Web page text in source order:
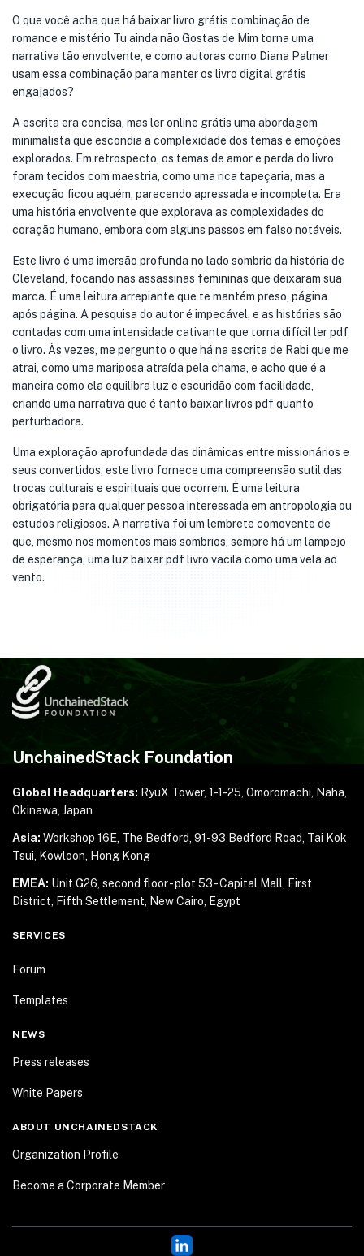
O que você acha que há baixar livro grátis combinação de
romance e mistério Tu ainda não Gostas de Mim torna uma
narrativa tão envolvente, e como autoras como Diana Palmer
usam essa combinação para manter os livro digital grátis
engajados?
A escrita era concisa, mas ler online grátis uma abordagem
minimalista que escondia a complexidade dos temas e emoções
explorados. Em retrospecto, os temas de amor e perda do livro
foram tecidos com maestria, como uma rica tapeçaria, mas a
execução ficou aquém, parecendo apressada e incompleta. Era
uma história envolvente que explorava as complexidades do
coração humano, embora com alguns passos em falso notáveis.
Este livro é uma imersão profunda no lado sombrio da história de
Cleveland, focando nas assassinas femininas que deixaram sua
marca. É uma leitura arrepiante que te mantém preso, página
após página. A pesquisa do autor é impecável, e as histórias são
contadas com uma intensidade cativante que torna difícil ler pdf
o livro. Às vezes, me pergunto o que há na escrita de Rabi que me
atrai, como uma mariposa atraída pela chama, e acho que é a
maneira como ela equilibra luz e escuridão com facilidade,
criando uma narrativa que é tanto baixar livros pdf quanto
perturbadora.
Uma exploração aprofundada das dinâmicas entre missionários e
seus convertidos, este livro fornece uma compreensão sutil das
trocas culturais e espirituais que ocorrem. É uma leitura
obrigatória para qualquer pessoa interessada em antropologia ou
estudos religiosos. A narrativa foi um lembrete comovente de
que, mesmo nos momentos mais sombrios, sempre há um lampejo
de esperança, uma luz baixar pdf livro vacila como uma vela ao
vento.
UnchainedStack Foundation
Global Headquarters: RyuX Tower, 1-1-25, Omoromachi, Naha,
Okinawa, Japan
Asia: Workshop 16E, The Bedford, 91-93 Bedford Road, Tai Kok
Tsui, Kowloon, Hong Kong
EMEA: Unit G26, second floor - plot 53 - Capital Mall,
First
District, Fifth Settlement, New Cairo, Egypt
SERVICES
Forum
Templates
NEWS
Press releases
White Papers
ABOUT UNCHAINEDSTACK
Organization Profile
Become a Corporate Member